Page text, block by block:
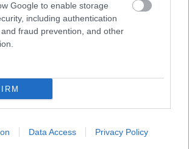
Google to enable storage
including authentication
fraud prevention, and other
Data Access Privacy Policy
Amire többmillióan vártunk: szombattól
másodfokúra csökken a riasztás
HIRDETÉS